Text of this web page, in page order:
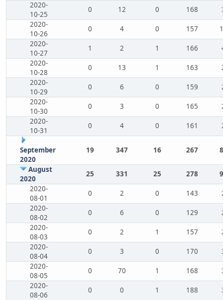
2020-
10-25
0 12 0 168
2020-
10-26
0 4 0 157
2020-
10-27
1 2 1 166
2020-
10-28
0 13 1 163
2020-
10-29
0 6 0 159
2020-
10-30
0 3 0 165
2020-
10-31
0 4 0 161
September
2020
19 347 16 267
August
2020
25 331 25 278
2020-
08-01
0 2 0 143
2020-
08-02
0 6 0 129
2020-
08-03
0 2 1 157
2020-
08-04
0 3 0 170
2020-
08-05
0 70 1 168
2020-
08-06
0 0 1 188